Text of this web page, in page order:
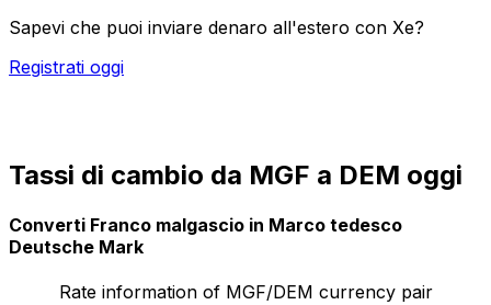
Sapevi che puoi inviare denaro all'estero con Xe?
Registrati oggi
Tassi di cambio da MGF a DEM oggi
Converti Franco malgascio in Marco tedesco
Deutsche Mark
Rate information of MGF/DEM currency pair